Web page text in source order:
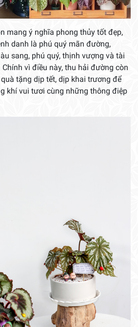
mang ý nghĩa phong thủy tốt đẹp,
danh là phú quý mãn đường,
sang, phú quý, thịnh vượng và tài
Chính vì điều này, thu hải đường còn
tặng dịp tết, dịp khai trương để
khí vui tươi cùng những thông điệp